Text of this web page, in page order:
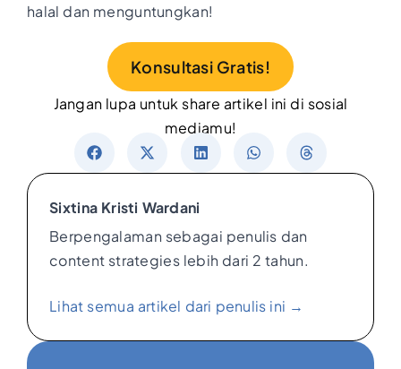
halal dan menguntungkan!
Konsultasi Gratis!
Jangan lupa untuk share artikel ini di sosial
mediamu!
Sixtina Kristi Wardani
Berpengalaman sebagai penulis dan
content strategies lebih dari 2 tahun.
Lihat semua artikel dari penulis ini →